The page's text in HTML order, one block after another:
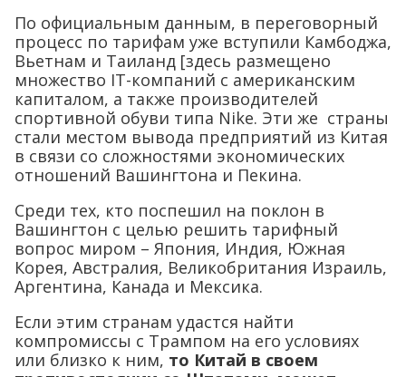
По официальным данным, в переговорный
процесс по тарифам уже вступили Камбоджа,
Вьетнам и Таиланд [здесь размещено
множество IT-компаний с американским
капиталом, а также производителей
спортивной обуви типа Nike. Эти же страны
стали местом вывода предприятий из Китая
в связи со сложностями экономических
отношений Вашингтона и Пекина.
Среди тех, кто поспешил на поклон в
Вашингтон с целью решить тарифный
вопрос миром – Япония, Индия, Южная
Корея, Австралия, Великобритания Израиль,
Аргентина, Канада и Мексика.
Если этим странам удастся найти
компромиссы с Трампом на его условиях
или близко к ним, то Китай в своем